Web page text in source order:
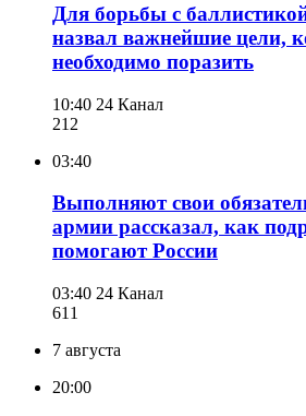
Для борьбы с
назвал важнейшие цели,
необходимо поразить
10:40 24 Канал
212
03:40
Выполняют свои
армии рассказал, как
помогают России
03:40 24 Канал
611
7 августа
20:00